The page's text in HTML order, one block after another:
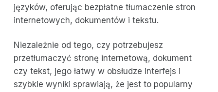
języków, oferując bezpłatne tłumaczenie stron
internetowych, dokumentów i tekstu.
Niezależnie od tego, czy potrzebujesz
przetłumaczyć stronę internetową, dokument
czy tekst, jego łatwy w obsłudze interfejs i
szybkie wyniki sprawiają, że jest to popularny